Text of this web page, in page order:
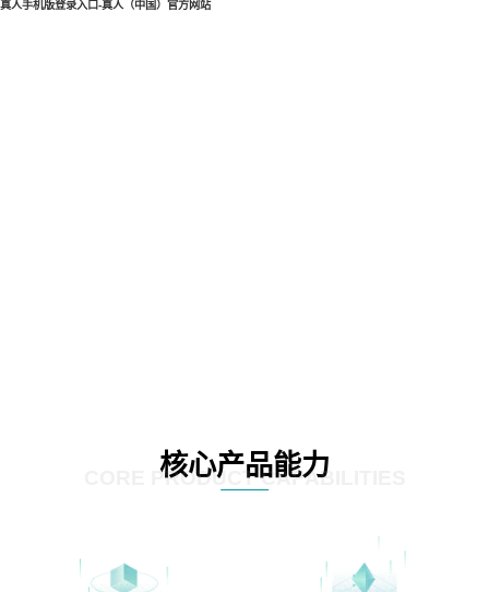
真人手机版登录入口-真人（中国）官方网站
核心产品能力
CORE PRODUCT CAPABILITIES